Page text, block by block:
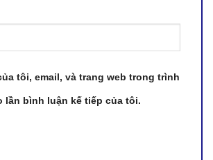
tôi, email, và trang web trong trình
lần bình luận kế tiếp của tôi.